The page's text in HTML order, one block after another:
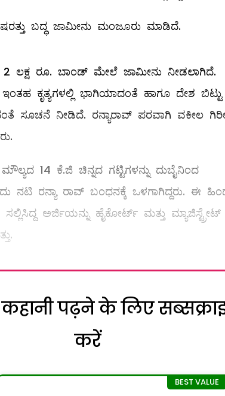
ಬದ್ಧ ಜಾಮೀನು ಮಂಜೂರು ಮಾಡಿದೆ.
2 ಲಕ್ಷ ರೂ. ಬಾಂಡ್ ಮೇಲೆ ಜಾಮೀನು ನೀಡಲಾಗಿದೆ.
ಕೃತ್ಯಗಳಲ್ಲಿ ಭಾಗಿಯಾದಂತೆ ಹಾಗೂ ದೇಶ ಬಿಟ್ಟು
ಸೂಚನೆ ನೀಡಿದೆ. ರನ್ಯಾರಾವ್ ಪರವಾಗಿ ವಕೀಲ
14 ಕೆ.ಜಿ ಚಿನ್ನದ ಗಟ್ಟಿಗಳನ್ನು ದುಬೈನಿಂದ
ನಟಿ ರನ್ಯಾ ರಾವ್‌ ಬಂಧನಕ್ಕೆ ಒಳಗಾಗಿದ್ದರು. ಈ
ಅರ್ಜಿಯನ್ನು ಹೈಕೋರ್ಟ್‌ ಮತ್ತು ಮ್ಯಾಜಿಸ್ಟ್ರೇಟ್
पढ़ने के लिए
करें